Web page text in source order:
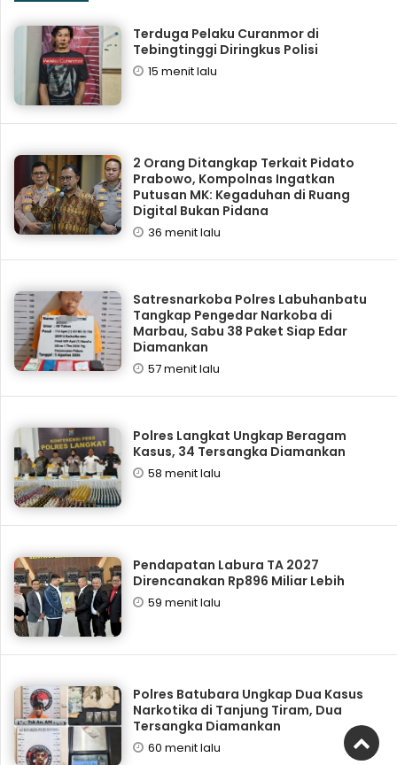
Terduga Pelaku Curanmor di
Tebingtinggi Diringkus Polisi
15 menit lalu
2 Orang Ditangkap Terkait Pidato
Prabowo, Kompolnas Ingatkan
Putusan MK: Kegaduhan di Ruang
Digital Bukan Pidana
36 menit lalu
Satresnarkoba Polres Labuhanbatu
Tangkap Pengedar Narkoba di
Marbau, Sabu 38 Paket Siap Edar
Diamankan
57 menit lalu
Polres Langkat Ungkap Beragam
Kasus, 34 Tersangka Diamankan
58 menit lalu
Pendapatan Labura TA 2027
Direncanakan Rp896 Miliar Lebih
59 menit lalu
Polres Batubara Ungkap Dua Kasus
Narkotika di Tanjung Tiram, Dua
Tersangka Diamankan
60 menit lalu